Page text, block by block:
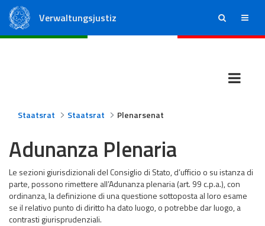
Verwaltungsjustiz ricerca menu
Staatsrat Staatsrat Plenarsenat
Adunanza Plenaria
Le sezioni giurisdizionali del Consiglio di Stato, d’ufficio o su istanza di
parte, possono rimettere all’Adunanza plenaria (art. 99 c.p.a.), con
ordinanza, la definizione di una questione sottoposta al loro esame
se il relativo punto di diritto ha dato luogo, o potrebbe dar luogo, a
contrasti giurisprudenziali.